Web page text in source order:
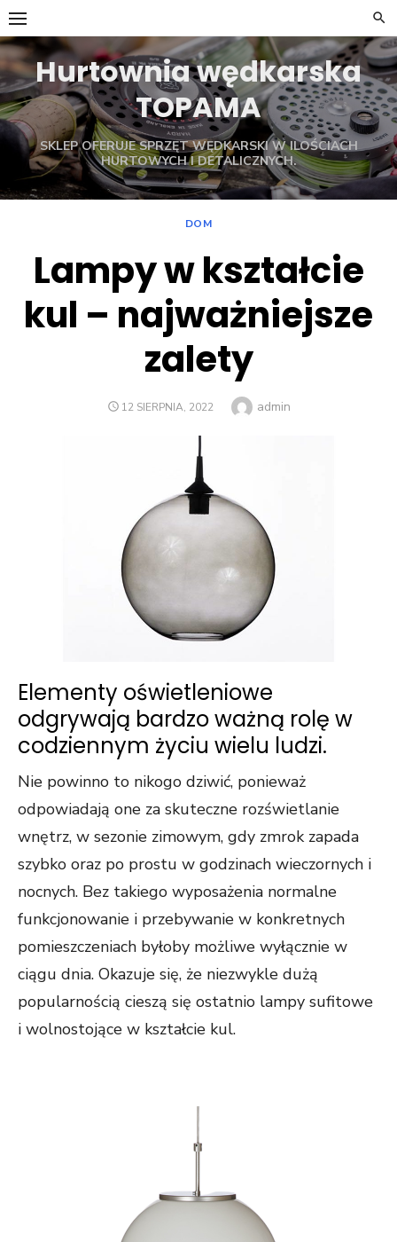
Skip
to
contentHurtownia wędkarska
TOPAMA
SKLEP OFERUJE SPRZĘT WĘDKARSKI W ILOŚCIACH
HURTOWYCH I DETALICZNYCH.
DOM
Lampy w kształcie
kul – najważniejsze
zalety
POSTED
12 SIERPNIA, 2022 Author
admin
Elementy oświetleniowe
odgrywają bardzo ważną rolę w
codziennym życiu wielu ludzi.
Nie powinno to nikogo dziwić, ponieważ
odpowiadają one za skuteczne rozświetlanie
wnętrz, w sezonie zimowym, gdy zmrok zapada
szybko oraz po prostu w godzinach wieczornych i
nocnych. Bez takiego wyposażenia normalne
funkcjonowanie i przebywanie w konkretnych
pomieszczeniach byłoby możliwe wyłącznie w
ciągu dnia. Okazuje się, że niezwykle dużą
popularnością cieszą się ostatnio lampy sufitowe
i wolnostojące w kształcie kul.